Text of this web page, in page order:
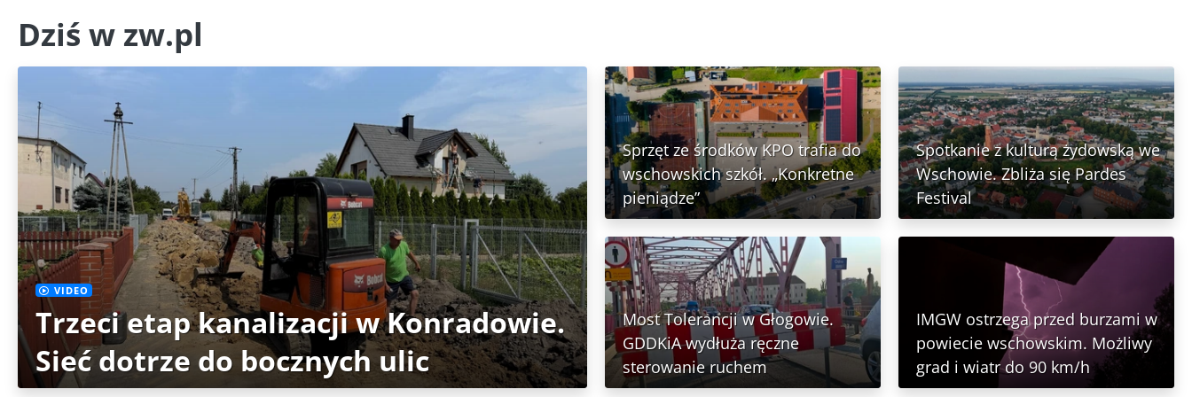
Dziś w zw.pl
VIDEO
Trzeci etap kanalizacji w Konradowie.
Sieć dotrze do bocznych ulic
Sprzęt ze środków KPO trafia do
wschowskich szkół. „Konkretne
pieniądze”
Spotkanie z kulturą żydowską we
Wschowie. Zbliża się Pardes
Festival
Most Tolerancji w Głogowie.
GDDKiA wydłuża ręczne
sterowanie ruchem
IMGW ostrzega przed burzami w
powiecie wschowskim. Możliwy
grad i wiatr do 90 km/h